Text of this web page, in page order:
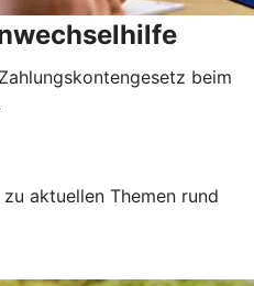
beim
aktuellen Themen rund